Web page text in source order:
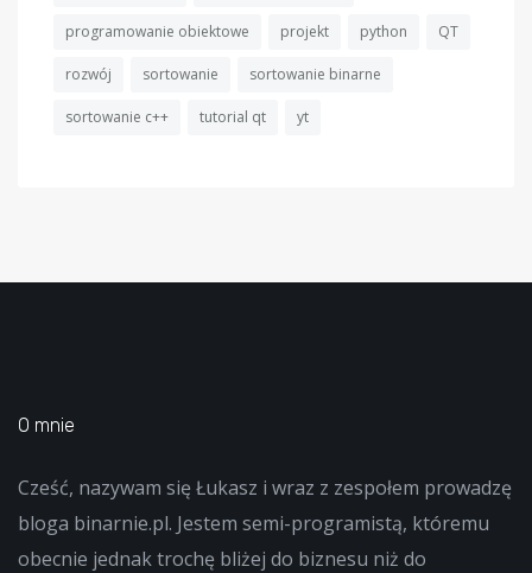
programowanie obiektowe projekt python QT
rozwój sortowanie sortowanie binarne
sortowanie c++ tutorial qt yt
O mnie
Cześć, nazywam się Łukasz i wraz z zespołem prowadzę
bloga binarnie.pl. Jestem semi-programistą, któremu
obecnie jednak trochę bliżej do biznesu niż do